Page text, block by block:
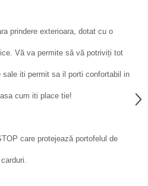
prindere exterioara, dotat cu o
Vă va permite să vă potriviți tot
iti permit sa il porti confortabil in
cum iti place tie!
care protejează portofelul de